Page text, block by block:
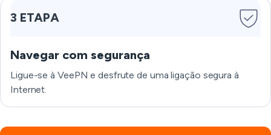
3 ETAPA
Navegar com segurança
Ligue-se à VeePN e desfrute de uma ligação segura à
Internet.